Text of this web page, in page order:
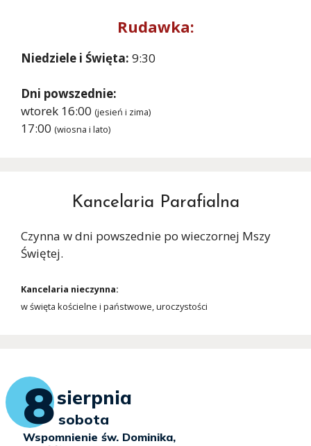
Rudawka:
Niedziele i Święta: 9:30
Dni powszednie:
wtorek 16:00 (jesień i zima)
17:00 (wiosna i lato)
Kancelaria Parafialna
Czynna w dni powszednie po wieczornej Mszy
Świętej.
Kancelaria nieczynna:
w święta kościelne i państwowe, uroczystości